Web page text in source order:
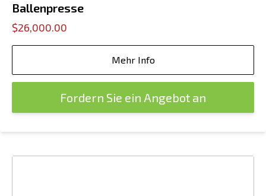
Ballenpresse
$26,000.00
Mehr Info
Fordern Sie ein Angebot an